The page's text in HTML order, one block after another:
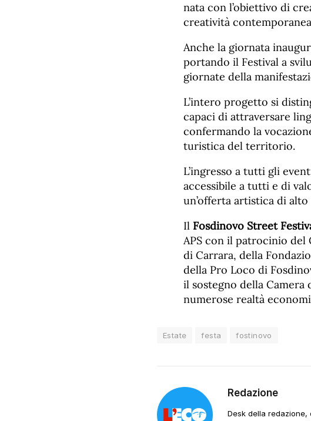
nata con l’obiettivo di
creatività
Anche la giornata
portando il Festival a
giornate della
L’intero progetto si
capaci di attraversare
confermando la
turistica del territorio.
L’ingresso a tutti gli
accessibile a tutti e di
un’offerta artistica di
Il Fosdinovo Street
APS con il patrocinio del
di Carrara, della
della Pro Loco di
il sostegno della
numerose realtà
Estate festa fostinovo
Redazione
Desk della